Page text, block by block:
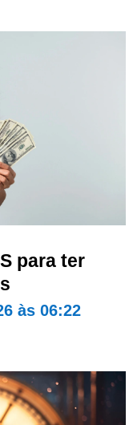
para ter
às 06:22